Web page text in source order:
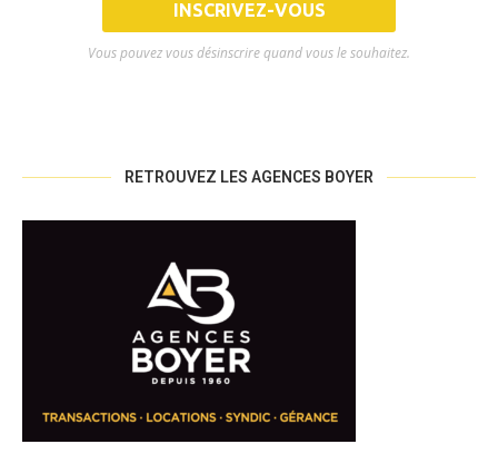
Vous pouvez vous désinscrire quand vous le souhaitez.
RETROUVEZ LES AGENCES BOYER